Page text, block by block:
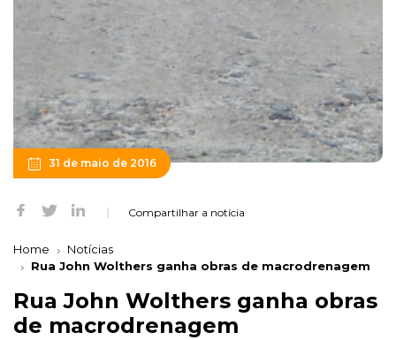
31 de maio de 2016
Compartilhar a notícia
Home
Notícias
Rua John Wolthers ganha obras de macrodrenagem
Rua John Wolthers ganha obras
de macrodrenagem